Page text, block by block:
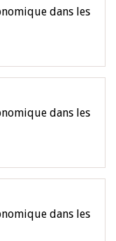
dans les
dans les
dans les